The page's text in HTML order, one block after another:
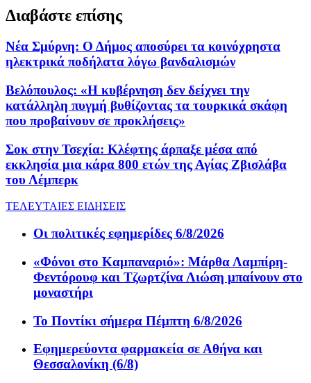
Διαβάστε επίσης
Νέα Σμύρνη: Ο Δήμος αποσύρει τα κοινόχρηστα
ηλεκτρικά ποδήλατα λόγω βανδαλισμών
Βελόπουλος: «Η κυβέρνηση δεν δείχνει την
κατάλληλη πυγμή βυθίζοντας τα τουρκικά σκάφη
που προβαίνουν σε προκλήσεις»
Σοκ στην Τσεχία: Κλέφτης άρπαξε μέσα από
εκκλησία μια κάρα 800 ετών της Αγίας Ζβισλάβα
του Λέμπερκ
ΤΕΛΕΥΤΑΙΕΣ ΕΙΔΗΣΕΙΣ
Οι πολιτικές εφημερίδες 6/8/2026
«Φόνοι στο Καμπαναριό»: Μάρθα Λαμπίρη-
Φεντόρουφ και Τζωρτζίνα Λιώση μπαίνουν στο
μοναστήρι
Το Ποντίκι σήμερα Πέμπτη 6/8/2026
Εφημερεύοντα φαρμακεία σε Αθήνα και
Θεσσαλονίκη (6/8)